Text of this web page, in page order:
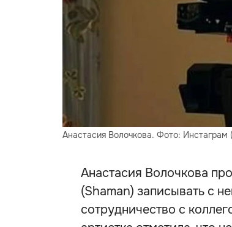
Анастасия Волочкова. Фото:
Анастасия Волочкова
(Shaman) записывать с
сотрудничество с